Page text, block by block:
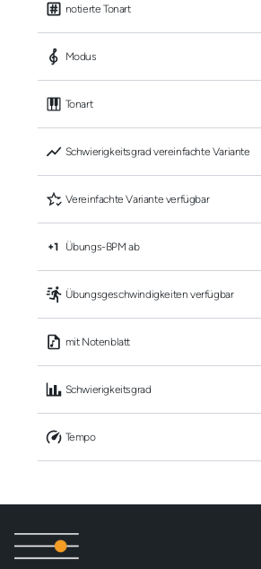
notierte Tonart
Modus
Tonart
Schwierigkeitsgrad vereinfachte Variante
Vereinfachte Variante verfügbar
Übungs-BPM ab
Übungsgeschwindigkeiten verfügbar
mit Notenblatt
Schwierigkeitsgrad
Tempo